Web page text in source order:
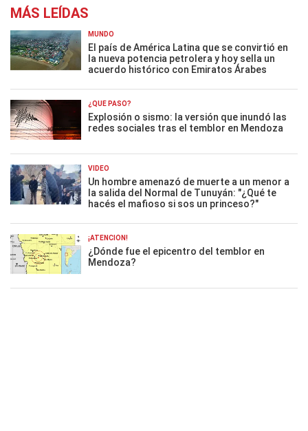
MÁS LEÍDAS
MUNDO
El país de América Latina que se convirtió en
la nueva potencia petrolera y hoy sella un
acuerdo histórico con Emiratos Árabes
¿QUÉ PASÓ?
Explosión o sismo: la versión que inundó las
redes sociales tras el temblor en Mendoza
VIDEO
Un hombre amenazó de muerte a un menor a
la salida del Normal de Tunuyán: "¿Qué te
hacés el mafioso si sos un princeso?"
¡ATENCIÓN!
¿Dónde fue el epicentro del temblor en
Mendoza?